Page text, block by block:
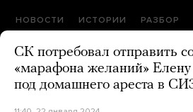
НОВОСТИ ИСТОРИИ РАЗБОР
СК потребовал отправить
«марафона желаний»
под домашнего ареста в